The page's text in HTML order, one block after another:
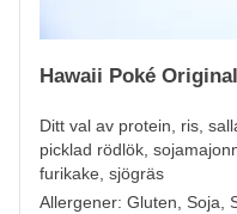
Hawaii Poké Original
Ditt val av protein, ris,
picklad rödlök,
furikake, sjögräs
Allergener: Gluten, Soja,